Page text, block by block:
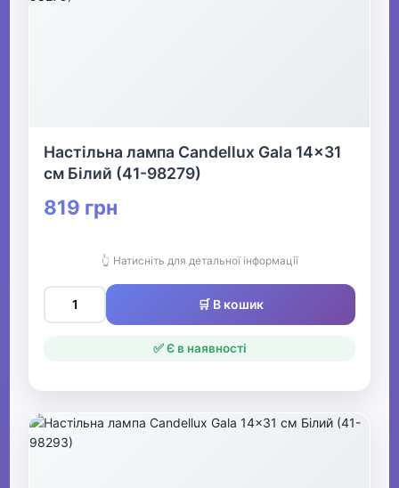
Настільна лампа Candellux Gala 14x31
см Білий (41-98279)
819 грн
👆 Натисніть для детальної інформації
🛒 В кошик
✅ Є в наявності